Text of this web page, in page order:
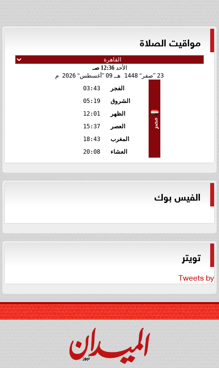
مواقيت الصلاة
الأحد12:36 صـ
23 صفر 1448 هـ 09 أغسطس 2026 م
مصر
الفجر
03:43
الشروق
05:19
الظهر
12:01
العصر
15:37
المغرب
18:43
العشاء
20:08
الفيس بوك
تويتر
Tweets by